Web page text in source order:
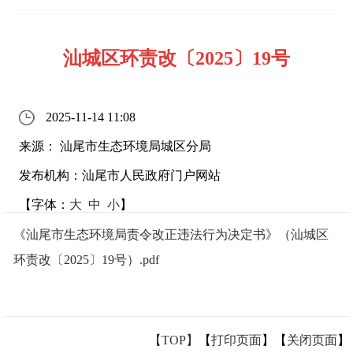
汕城区环责改〔2025〕19号
2025-11-14 11:08
来源： 汕尾市生态环境局城区分局
发布机构：汕尾市人民政府门户网站
【字体： 大 中 小】
《汕尾市生态环境局责令改正违法行为决定书》（汕城区
环责改〔2025〕19号）.pdf
【TOP】 【打印页面】【 关闭页面】